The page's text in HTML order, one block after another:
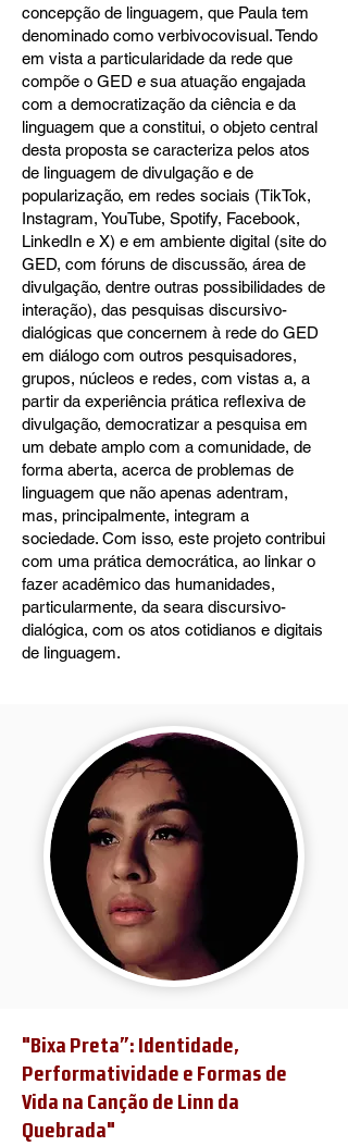
concepção de linguagem, que Paula tem
denominado como verbivocovisual. Tendo
em vista a particularidade da rede que
compõe o GED e sua atuação engajada
com a democratização da ciência e da
linguagem que a constitui, o objeto central
desta proposta se caracteriza pelos atos
de linguagem de divulgação e de
popularização, em redes sociais (TikTok,
Instagram, YouTube, Spotify, Facebook,
LinkedIn e X) e em ambiente digital (site do
GED, com fóruns de discussão, área de
divulgação, dentre outras possibilidades de
interação), das pesquisas discursivo-
dialógicas que concernem à rede do GED
em diálogo com outros pesquisadores,
grupos, núcleos e redes, com vistas a, a
partir da experiência prática reflexiva de
divulgação, democratizar a pesquisa em
um debate amplo com a comunidade, de
forma aberta, acerca de problemas de
linguagem que não apenas adentram,
mas, principalmente, integram a
sociedade. Com isso, este projeto contribui
com uma prática democrática, ao linkar o
fazer acadêmico das humanidades,
particularmente, da seara discursivo-
dialógica, com os atos cotidianos e digitais
de linguagem.
"Bixa Preta”: Identidade,
Performatividade e Formas de
Vida na Canção de Linn da
Quebrada"